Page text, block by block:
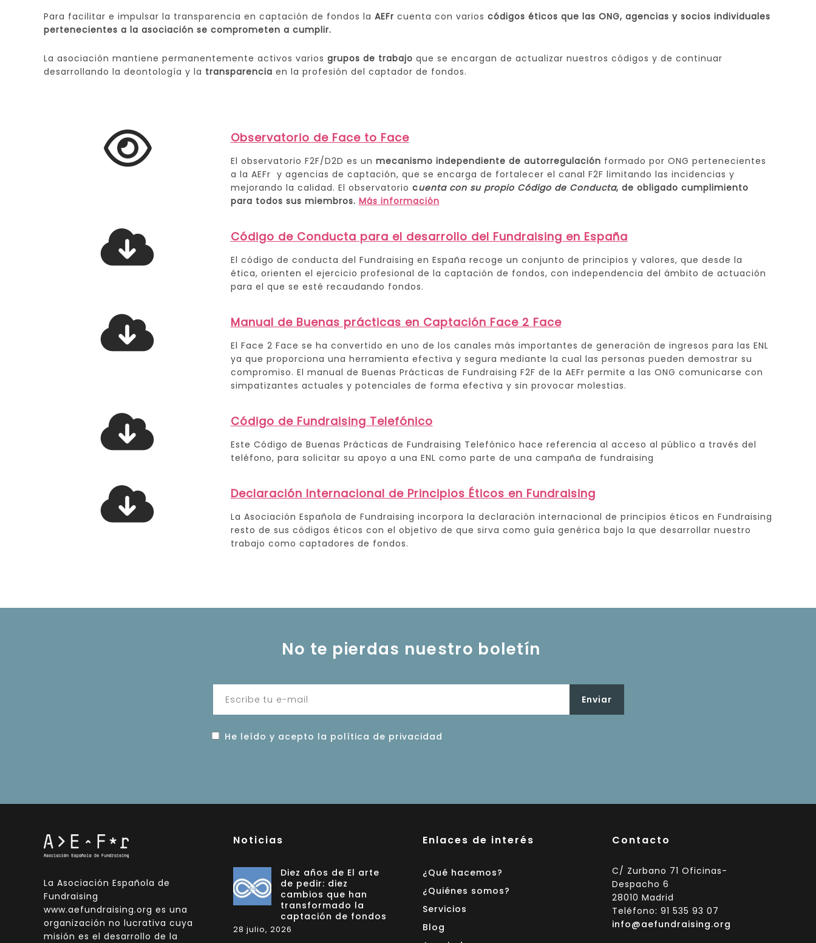
Para facilitar e impulsar la transparencia en captación de fondos la AEFr cuenta con varios códigos éticos que las ONG, agencias y socios individuales
pertenecientes a la asociación se comprometen a cumplir.
La asociación mantiene permanentemente activos varios grupos de trabajo que se encargan de actualizar nuestros códigos y de continuar
desarrollando la deontología y la transparencia en la profesión del captador de fondos.
Observatorio de Face to Face
El observatorio F2F/D2D es un mecanismo independiente de autorregulación formado por ONG pertenecientes
a la AEFr y agencias de captación, que se encarga de fortalecer el canal F2F limitando las incidencias y
mejorando la calidad. El observatorio cuenta con su propio Código de Conducta, de obligado cumplimiento
para todos sus miembros. Más información
Código de Conducta para el desarrollo del Fundraising en España
El código de conducta del Fundraising en España recoge un conjunto de principios y valores, que desde la
ética, orienten el ejercicio profesional de la captación de fondos, con independencia del ámbito de actuación
para el que se esté recaudando fondos.
Manual de Buenas prácticas en Captación Face 2 Face
El Face 2 Face se ha convertido en uno de los canales más importantes de generación de ingresos para las ENL
ya que proporciona una herramienta efectiva y segura mediante la cual las personas pueden demostrar su
compromiso. El manual de Buenas Prácticas de Fundraising F2F de la AEFr permite a las ONG comunicarse con
simpatizantes actuales y potenciales de forma efectiva y sin provocar molestias.
Código de Fundraising Telefónico
Este Código de Buenas Prácticas de Fundraising Telefónico hace referencia al acceso al público a través del
teléfono, para solicitar su apoyo a una ENL como parte de una campaña de fundraising
Declaración Internacional de Principios Éticos en Fundraising
La Asociación Española de Fundraising incorpora la declaración internacional de principios éticos en Fundraising
resto de sus códigos éticos con el objetivo de que sirva como guía genérica bajo la que desarrollar nuestro
trabajo como captadores de fondos.
No te pierdas nuestro boletín
He leído y acepto la política de privacidad
La Asociación Española de
Fundraising
www.aefundraising.org es una
organización no lucrativa cuya
misión es el desarrollo de la
Noticias
Diez años de El arte
de pedir: diez
cambios que han
transformado la
captación de fondos
28 julio, 2026
Enlaces de interés
¿Qué hacemos?
¿Quiénes somos?
Servicios
Blog
Contacto
C/ Zurbano 71 Oficinas-
Despacho 6
28010 Madrid
Teléfono: 91 535 93 07
info@aefundraising.org